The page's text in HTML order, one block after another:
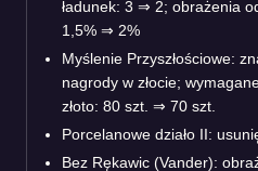
ładunek: 3 ⇒ 2; obrażenia
1,5% ⇒ 2%
Myślenie Przyszłościowe:
nagrody w złocie;
złoto: 80 szt. ⇒ 70 szt.
Porcelanowe działo II:
Bez Rękawic (Vander):